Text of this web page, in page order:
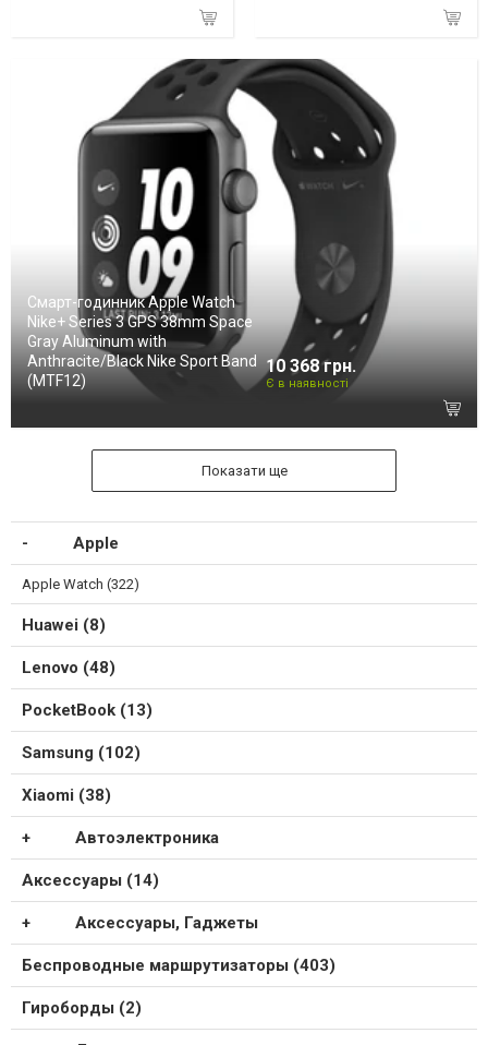
Смарт-годинник Apple Watch
Nike+ Series 3 GPS 38mm Space
Gray Aluminum with
Anthracite/Black Nike Sport Band
(MTF12)
10 368 грн.
Є в наявності
Показати ще
Apple
Apple Watch (322)
Huawei (8)
Lenovo (48)
PocketBook (13)
Samsung (102)
Xiaomi (38)
Автоэлектроника
Аксессуары (14)
Аксессуары, Гаджеты
Беспроводные маршрутизаторы (403)
Гироборды (2)